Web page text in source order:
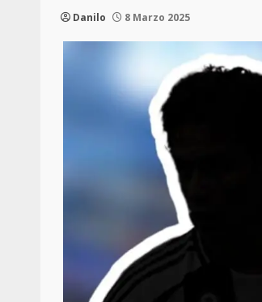
Danilo 8 Marzo 2025